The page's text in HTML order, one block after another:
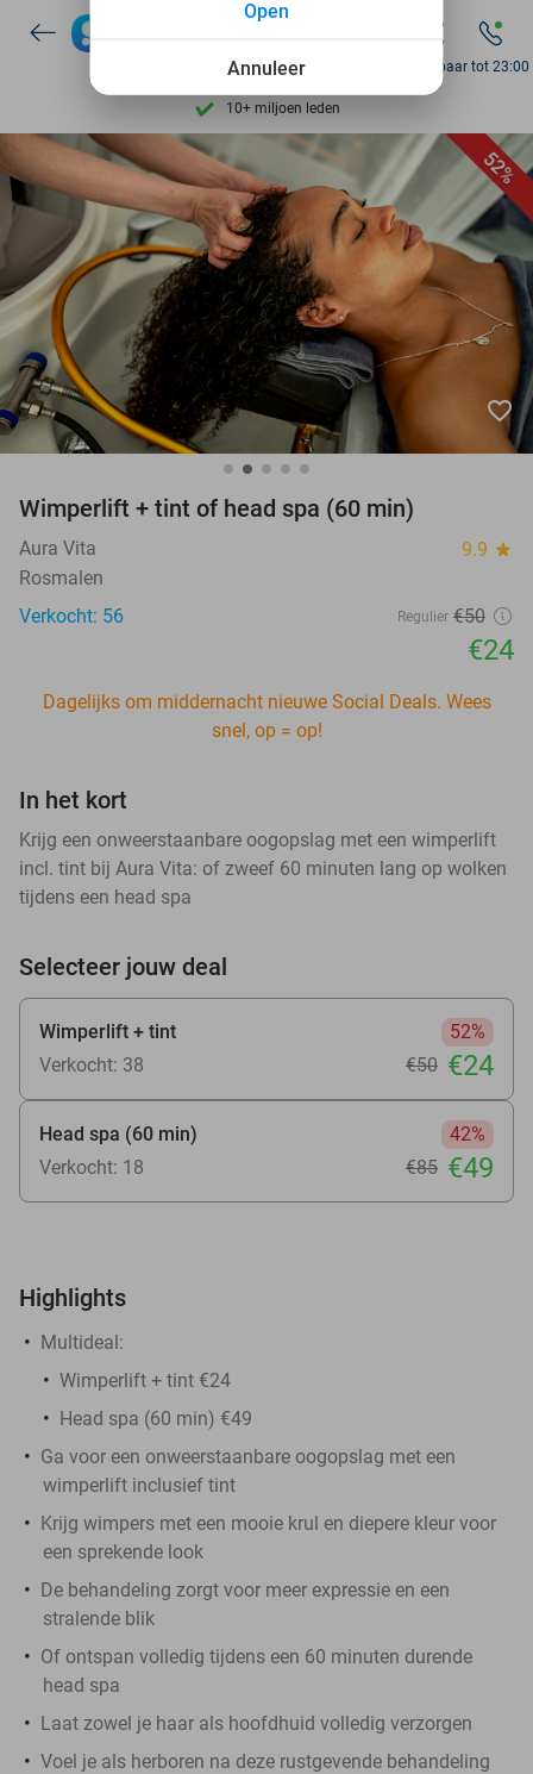
Ontdek 15.000+ deals
7 dagen per week beschikbaar
10+ miljoen leden
op basis van 206.001 reviews
Ontdek 15.000+ deals
7 dagen per week beschikbaar
10+ miljoen leden
Bereikbaar tot 23:00
52%
favorite_border
Wimperlift + tint of head spa (60 min)
Aura Vita 9.9 star
Rosmalen
Verkocht: 56
Regulier €50
€24
Dagelijks om middernacht nieuwe Social Deals. Wees
snel, op = op!
In het kort
Krijg een onweerstaanbare oogopslag met een wimperlift
incl. tint bij Aura Vita: of zweef 60 minuten lang op wolken
tijdens een head spa
Selecteer jouw deal
Wimperlift + tint
52%
Verkocht: 38
€50 €24
Head spa (60 min)
42%
Verkocht: 18
€85 €49
Highlights
Multideal:
Wimperlift + tint €24
Head spa (60 min) €49
Ga voor een onweerstaanbare oogopslag met een
wimperlift inclusief tint
Krijg wimpers met een mooie krul en diepere kleur voor
een sprekende look
De behandeling zorgt voor meer expressie en een
stralende blik
Of ontspan volledig tijdens een 60 minuten durende
head spa
Laat zowel je haar als hoofdhuid volledig verzorgen
Voel je als herboren na deze rustgevende behandeling
Annuleer
Open